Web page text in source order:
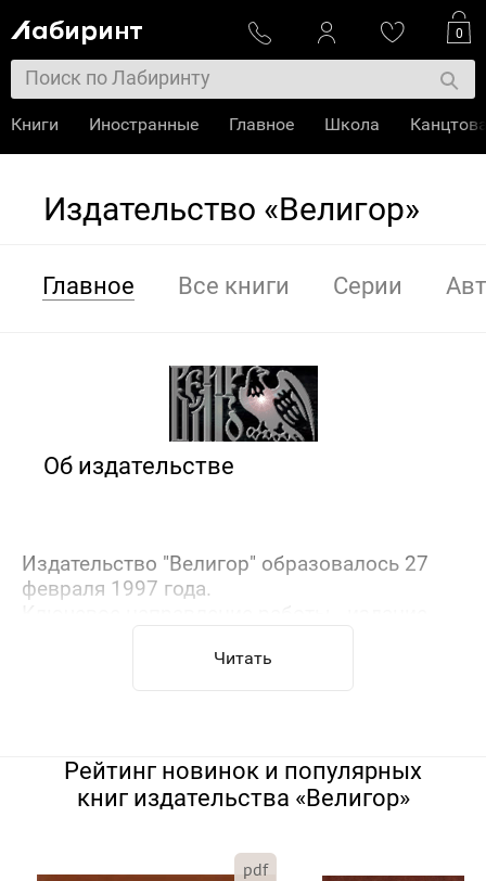
Издательство «Велигор»
Главное Все книги Серии
Об издательстве
Издательство "Велигор" образовалось 27
февраля 1997 года.
Читать
Рейтинг новинок и популярных
книг издательства «Велигор»
pdf
0
Книги Иностранные Главное Школа